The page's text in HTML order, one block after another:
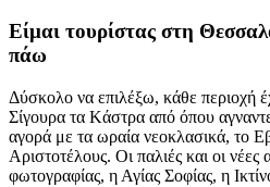
Είμαι τουρίστας στη
πάω
Δύσκολο να επιλέξω, κάθε περιοχή
Σίγουρα τα Kάστρα από όπου
αγορά με τα ωραία νεοκλασικά, το
Αριστοτέλους. Οι παλιές και οι νέες
φωτογραφίας, η Αγίας Σοφίας, η